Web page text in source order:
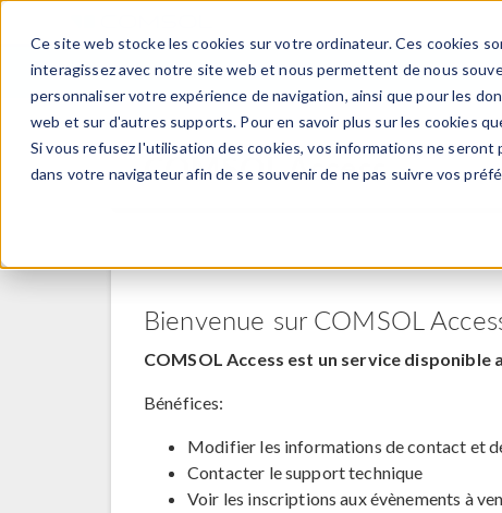
Ce site web stocke les cookies sur votre ordinateur. Ces cookies
interagissez avec notre site web et nous permettent de nous
personnaliser votre expérience de navigation, ainsi que pour les
web et sur d'autres supports. Pour en savoir plus sur les cookies
Si vous refusez l'utilisation des cookies, vos informations ne
dans votre navigateur afin de se souvenir de ne pas suivre vos
COMSOL Access
Bienvenue sur COMSOL
COMSOL Access est un service
Bénéfices:
Modifier les informations de contact et
Contacter le support technique
Voir les inscriptions aux évènements à